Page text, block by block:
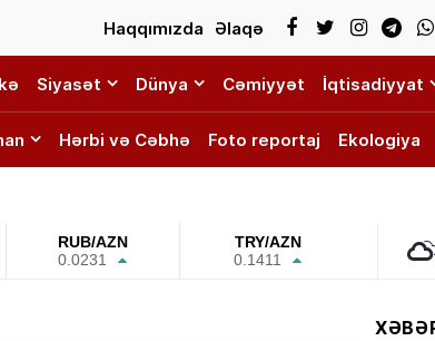
Haqqımızda Əlaqə
Siyasət Dünya Cəmiyyət İqtisadiyyat
Hərbi və Cəbhə Foto reportaj Ekologiya
RUB/AZN
0.0231
TRY/AZN
0.1411